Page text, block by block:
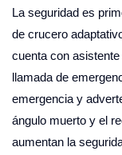
La seguridad es
de crucero
cuenta con
llamada de
emergencia y
ángulo muerto y el
aumentan la